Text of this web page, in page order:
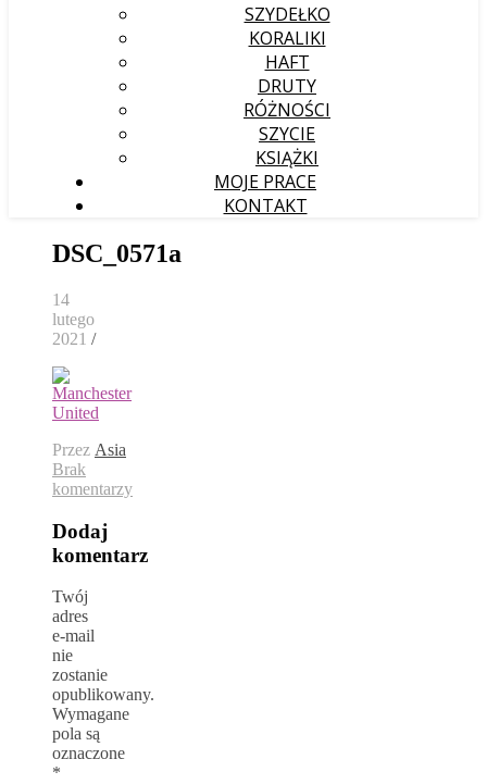
SZYDEŁKO
KORALIKI
HAFT
DRUTY
RÓŻNOŚCI
SZYCIE
KSIĄŻKI
MOJE PRACE
KONTAKT
DSC_0571a
14
lutego
2021 /
Przez Asia
Brak
komentarzy
Dodaj
komentarz
Twój
adres
e-mail
nie
zostanie
opublikowany.
Wymagane
pola są
oznaczone
*